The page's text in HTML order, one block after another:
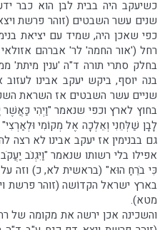
כשיעקב היה בבית לבן הוא כבר
שנים עשר השבטים (זוהר פרשת
כפי שאכן היה, שמיד עם יציאת
רחל ('אור החמה' לר' אברהם
בחלק סתרי תורה ד"ה 'ענין מיתת'
בנה יוסף, ביקש יעקב אבינו
שניים עשר השבטים אז השראת
בחוץ לארץ וכפי שנאמר "וַיְהִי
לָבָן שַׁלְּחֵנִי וְאֵלְכָה אֶל מְקוֹמִי
גם בבנימין אז יעקב אבינו לא רצה
אפילו בלי רשותו שנאמר "וַיִּגְנֹב
כִּי בֹרֵחַ הוּא" (בראשית לא, כ) וזה
בארץ ישראל הקדוֹשה (זוהר פרשת
מטא).
והשכינה אכן ירשה את מקומה של